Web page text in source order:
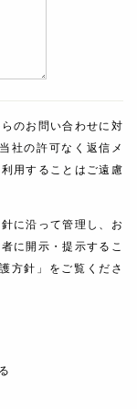
のお問い合わせに対
社の許可なく返信メ
用することはご遠慮
に沿って管理し、お
に開示・提示するこ
方針」をご覧くださ